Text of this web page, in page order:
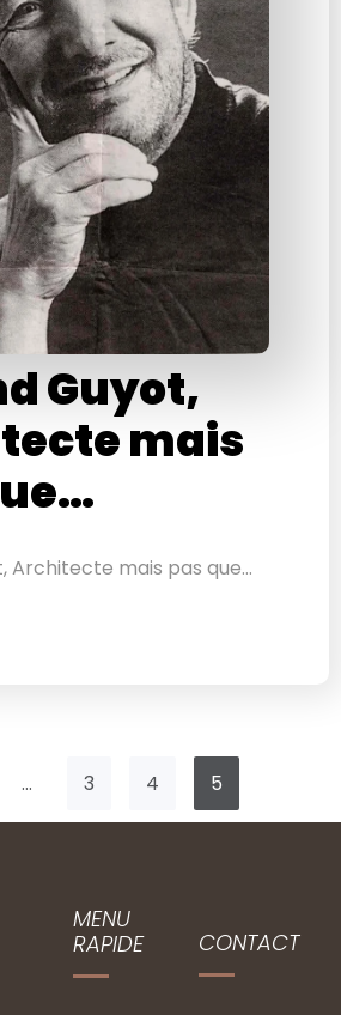
Guyot,
mais
Architecte mais pas que…
… 3 4 5
MENU
RAPIDE
CONTACT